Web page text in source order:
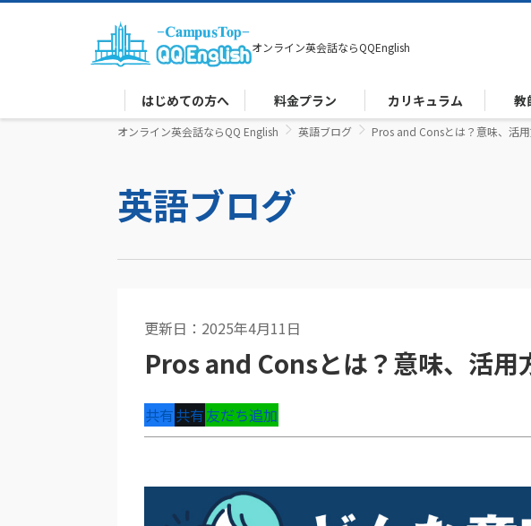
オンライン英会話ならQQEnglish
はじめての方へ 料金プラン カリキュラム 教
オンライン英会話ならQQ English 英語ブログ Pros and Consとは？意味、活
英語ブログ
更新日：2025年4月11日
Pros and Consとは？意味、活用
共有共有友だち追加